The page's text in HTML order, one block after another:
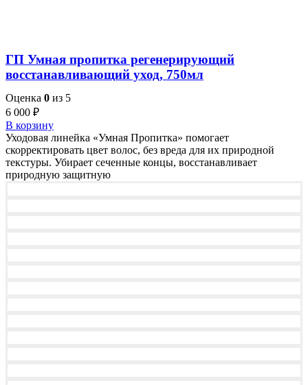
ГП Умная пропитка регенерирующий
восстанавливающий уход, 750мл
Оценка 0 из 5
6 000 ₽
В корзину
Уходовая линейка «Умная Пропитка» помогает
скорректировать цвет волос, без вреда для их природной
текстуры. Убирает сеченные концы, восстанавливает
природную защитную